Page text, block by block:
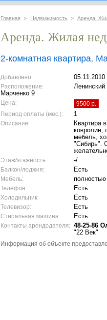
Главная > Недвижимость > Аренда.
Аренда. Жилая
2-комнатная квартира,
Добавлено:
05.11.2010
Расположение:
Марченко 9
Цена:
9500 р.
Период оплаты (мес.):
1
Описание:
Квартира
ковролин,
мебель,
"Сибирь".
Этаж/этажность:
-/
Балкон/лоджия:
Есть
Мебель:
полностью
Телефон:
Есть
Холодильник:
Есть
Телевизор:
Есть
Стиральная машина:
Есть
Контакты арендодателя: 48-25-86
"22 Век"
Информация об объекте